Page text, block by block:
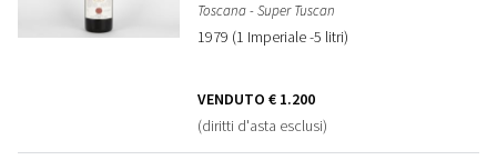
Toscana - Super Tuscan
1979 (1 Imperiale -5 litri)
VENDUTO € 1.200
(diritti d'asta esclusi)